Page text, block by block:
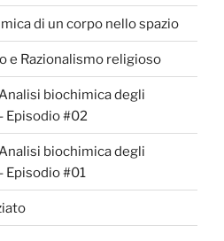
di un corpo nello spazio
e Razionalismo religioso
biochimica degli
Episodio #02
biochimica degli
#01